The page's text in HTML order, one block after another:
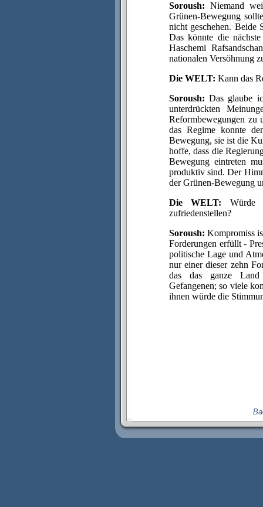
Soroush: Niemand
Grünen-Bewegung
nicht geschehen. Beide
Das könnte die
Haschemi
nationalen Versöhnung
Die WELT: Kann das
Soroush: Das glaube
unterdrückten
Reformbewegungen zu
das Regime konnte
Bewegung, sie ist die
hoffe, dass die
Bewegung eintreten
produktiv sind. Der
der Grünen-Bewegung
Die WELT: Würde
zufriedenstellen?
Soroush: Kompromiss
Forderungen erfüllt -
politische Lage und
nur einer dieser zehn
das das ganze Land
Gefangenen; so viele
ihnen würde die